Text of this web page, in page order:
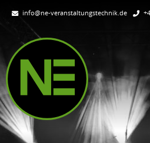
info@ne-veranstaltungstechnik.de